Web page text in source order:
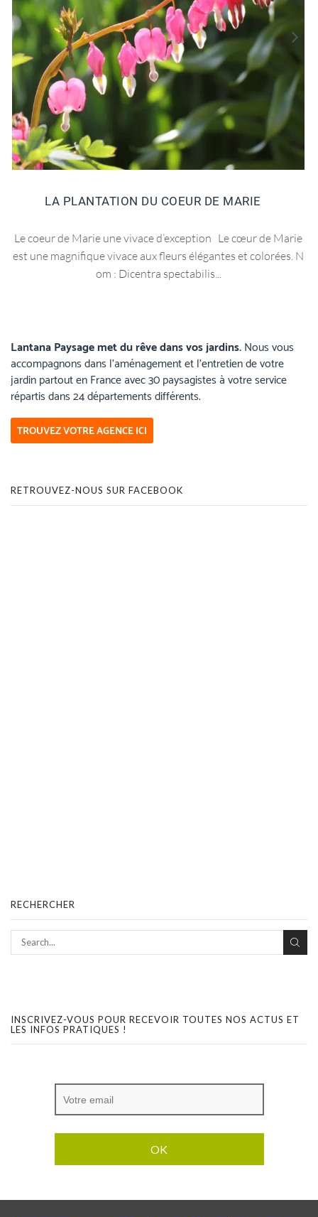
LA PLANTATION DU COEUR DE MARIE
Le coeur de Marie une vivace d’exception Le cœur de Marie
est une magnifique vivace aux fleurs élégantes et colorées. N
om : Dicentra spectabilis...
Lantana Paysage met du rêve dans vos jardins.Nous vous
accompagnons dans l’aménagement et l’entretien de votre
jardin partout en France avec 30 paysagistes à votre service
répartis dans 24 départements différents.
TROUVEZ VOTRE AGENCE ICI
RETROUVEZ-NOUS SUR FACEBOOK
RECHERCHER
INSCRIVEZ-VOUS POUR RECEVOIR TOUTES NOS ACTUS ET
LES INFOS PRATIQUES !